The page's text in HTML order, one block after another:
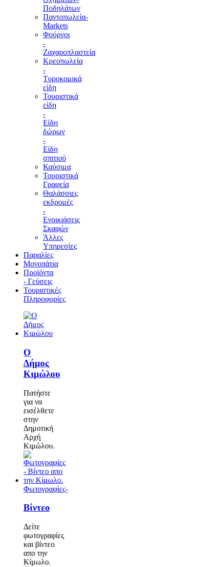
Ποδηλάτων
Παντοπωλεία-
Markets
Φούρνοι
-
Ζαχαροπλαστεία
Κρεοπωλεία
-
Τυροκομικά
είδη
Τουριστικά
είδη
-
Είδη
δώρων
-
Είδη
σπιτιού
Καύσιμα
Τουριστικά
Γραφεία
Θαλάσσιες
εκδρομές
-
Ενοικιάσεις
Σκαφών
Άλλες
Υπηρεσίες
Παραλίες
Μονοπάτια
Προϊόντα
- Γεύσεις
Τουριστικές
Πληροφορίες
Ο
Δήμος
Κιμώλου
Πατήστε
για να
εισέλθετε
στην
Δημοτική
Αρχή
Κιμώλου.
Φωτογραφίες-
Βίντεο
Δείτε
φωτογραφίες
και βίντεο
απο την
Κίμωλο.